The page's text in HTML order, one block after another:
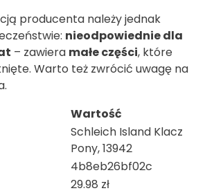
producenta należy jednak
nieodpowiednie dla
– zawiera małe części, które
Warto też zwrócić uwagę na
Wartość
Schleich Island Klacz
Pony, 13942
4b8eb26bf02c
29.98 zł